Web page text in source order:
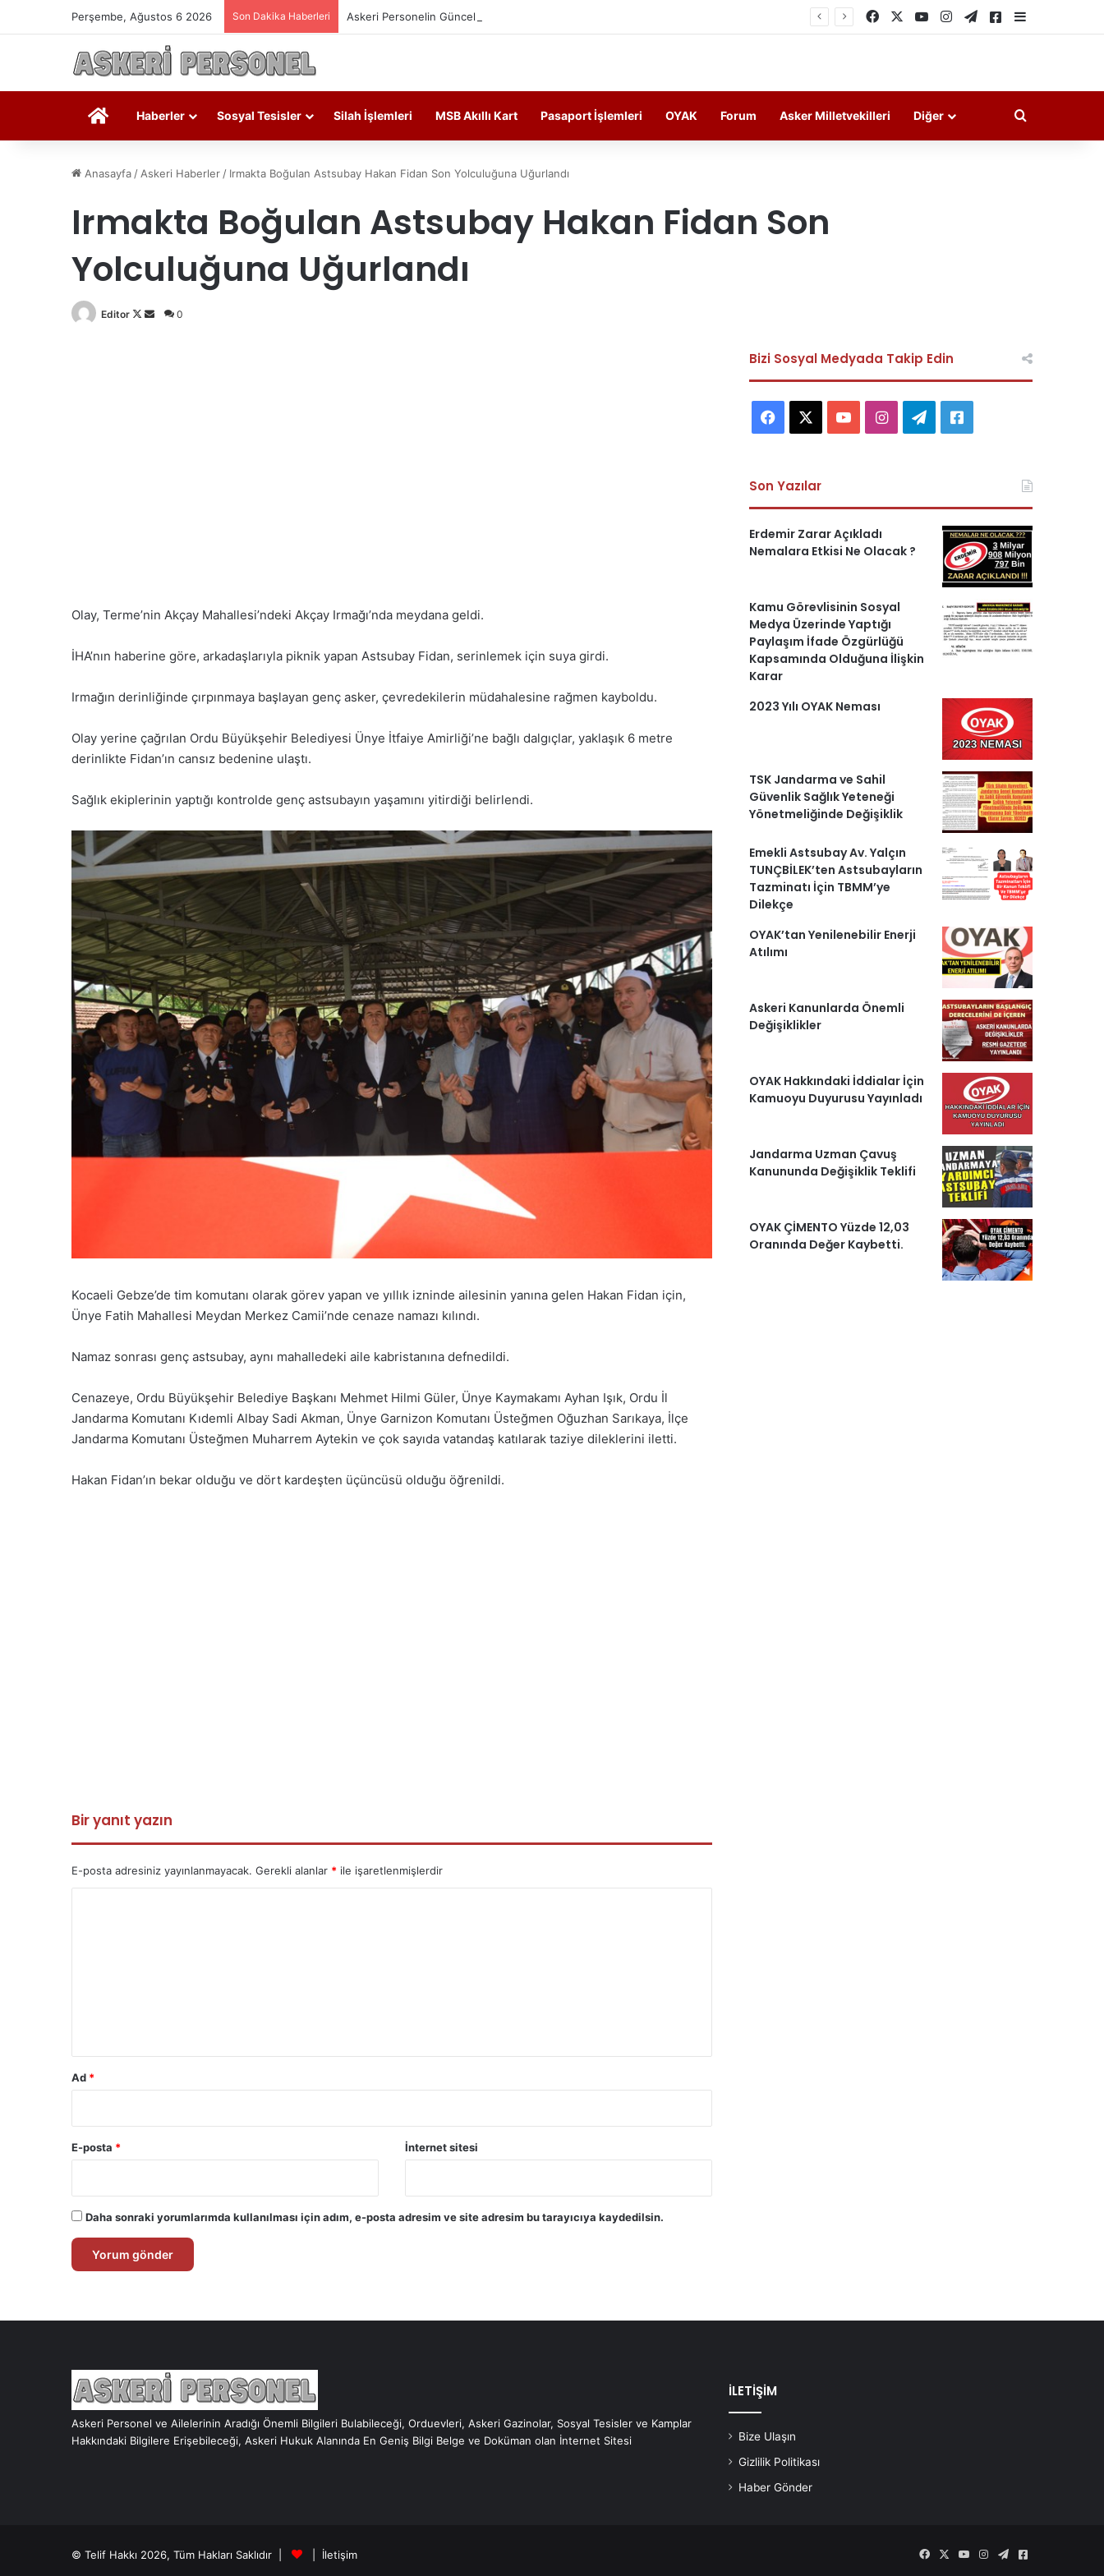
Perşembe, Ağustos 6 2026 Son Dakika Haberleri Askeri Personelin Güncel Haber ve Bilgi Sitesi. Facebook YouTubeInstagramTelegramAskeri Haberler
Askeri Personel
Haberler Sosyal Tesisler Silah İşlemleri MSB Akıllı Kart Pasaport İşlemleri OYAK Forum Asker Milletvekilleri Diğer Arama yap
Anasayfa / Askeri Haberler / Irmakta Boğulan Astsubay Hakan Fidan Son Yolculuğuna Uğurlandı
Irmakta Boğulan Astsubay Hakan Fidan Son
Yolculuğuna Uğurlandı
Editor
Follow
Bir
0
Olay, Terme’nin Akçay Mahallesi’ndeki Akçay Irmağı’nda meydana geldi.
İHA’nın haberine göre, arkadaşlarıyla piknik yapan Astsubay Fidan, serinlemek için suya girdi.
Irmağın derinliğinde çırpınmaya başlayan genç asker, çevredekilerin müdahalesine rağmen kayboldu.
Olay yerine çağrılan Ordu Büyükşehir Belediyesi Ünye İtfaiye Amirliği’ne bağlı dalgıçlar, yaklaşık 6 metre
derinlikte Fidan’ın cansız bedenine ulaştı.
Sağlık ekiplerinin yaptığı kontrolde genç astsubayın yaşamını yitirdiği belirlendi.
Kocaeli Gebze’de tim komutanı olarak görev yapan ve yıllık izninde ailesinin yanına gelen Hakan Fidan için,
Ünye Fatih Mahallesi Meydan Merkez Camii’nde cenaze namazı kılındı.
Namaz sonrası genç astsubay, aynı mahalledeki aile kabristanına defnedildi.
Cenazeye, Ordu Büyükşehir Belediye Başkanı Mehmet Hilmi Güler, Ünye Kaymakamı Ayhan Işık, Ordu İl
Jandarma Komutanı Kıdemli Albay Sadi Akman, Ünye Garnizon Komutanı Üsteğmen Oğuzhan Sarıkaya, İlçe
Jandarma Komutanı Üsteğmen Muharrem Aytekin ve çok sayıda vatandaş katılarak taziye dileklerini iletti.
Hakan Fidan’ın bekar olduğu ve dört kardeşten üçüncüsü olduğu öğrenildi.
Bir yanıt yazın
E-posta adresiniz yayınlanmayacak. Gerekli alanlar * ile işaretlenmişlerdir
Ad *
E-posta * İnternet sitesi
Daha sonraki yorumlarımda kullanılması için adım, e-posta adresim ve site adresim bu tarayıcıya kaydedilsin.
Bizi Sosyal Medyada Takip Edin
c
b
o
k
u
e
I
a
r
a
r
i
H
a
e
r
l
e
r
Son Yazılar
Erdemir Zarar Açıkladı
Nemalara Etkisi Ne Olacak ?
Kamu Görevlisinin Sosyal
Medya Üzerinde Yaptığı
Paylaşım İfade Özgürlüğü
Kapsamında Olduğuna İlişkin
Karar
2023 Yılı OYAK Neması
TSK Jandarma ve Sahil
Güvenlik Sağlık Yeteneği
Yönetmeliğinde Değişiklik
Emekli Astsubay Av. Yalçın
TUNÇBİLEK’ten Astsubayların
Tazminatı İçin TBMM’ye
Dilekçe
OYAK’tan Yenilenebilir Enerji
Atılımı
Askeri Kanunlarda Önemli
Değişiklikler
OYAK Hakkındaki İddialar İçin
Kamuoyu Duyurusu Yayınladı
Jandarma Uzman Çavuş
Kanununda Değişiklik Teklifi
OYAK ÇİMENTO Yüzde 12,03
Oranında Değer Kaybetti.
Askeri Personel ve Ailelerinin Aradığı Önemli Bilgileri Bulabileceği, Orduevleri, Askeri Gazinolar, Sosyal Tesisler ve Kamplar
Hakkındaki Bilgilere Erişebileceği, Askeri Hukuk Alanında En Geniş Bilgi Belge ve Doküman olan İnternet Sitesi
İLETİŞİM
Bize Ulaşın
Gizlilik Politikası
Haber Gönder
© Telif Hakkı 2026, Tüm Hakları Saklıdır | İletişim FacebookYouTubeInstagram
Telegram
Askeri